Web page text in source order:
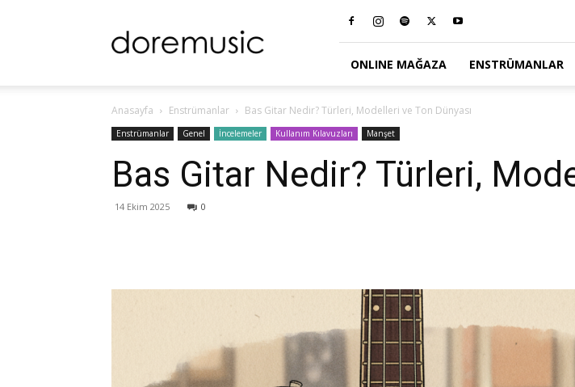
Blog
ONLINE MAĞAZA ENSTRÜMANLAR
Anasayfa Enstrümanlar Bas Gitar Nedir? Türleri, Modelleri ve Ton Dünyası
Enstrümanlar Genel İncelemeler Kullanım Kılavuzları Manşet
Bas Gitar Nedir? Türleri,
14 Ekim 2025 0